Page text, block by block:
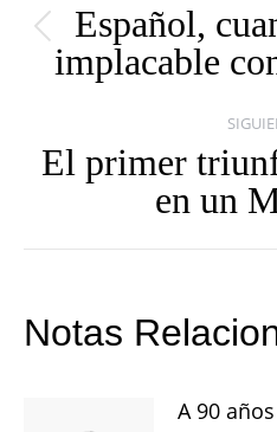
entre
Español,
implacable
El primer
en un
Notas
A 90